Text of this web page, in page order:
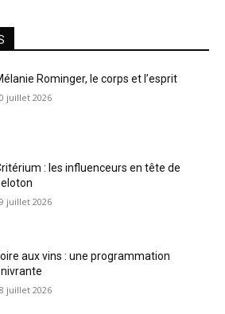
Rominger, le corps et l’esprit
juillet 2026
: les influenceurs en tête de
juillet 2026
aux vins : une programmation
juillet 2026